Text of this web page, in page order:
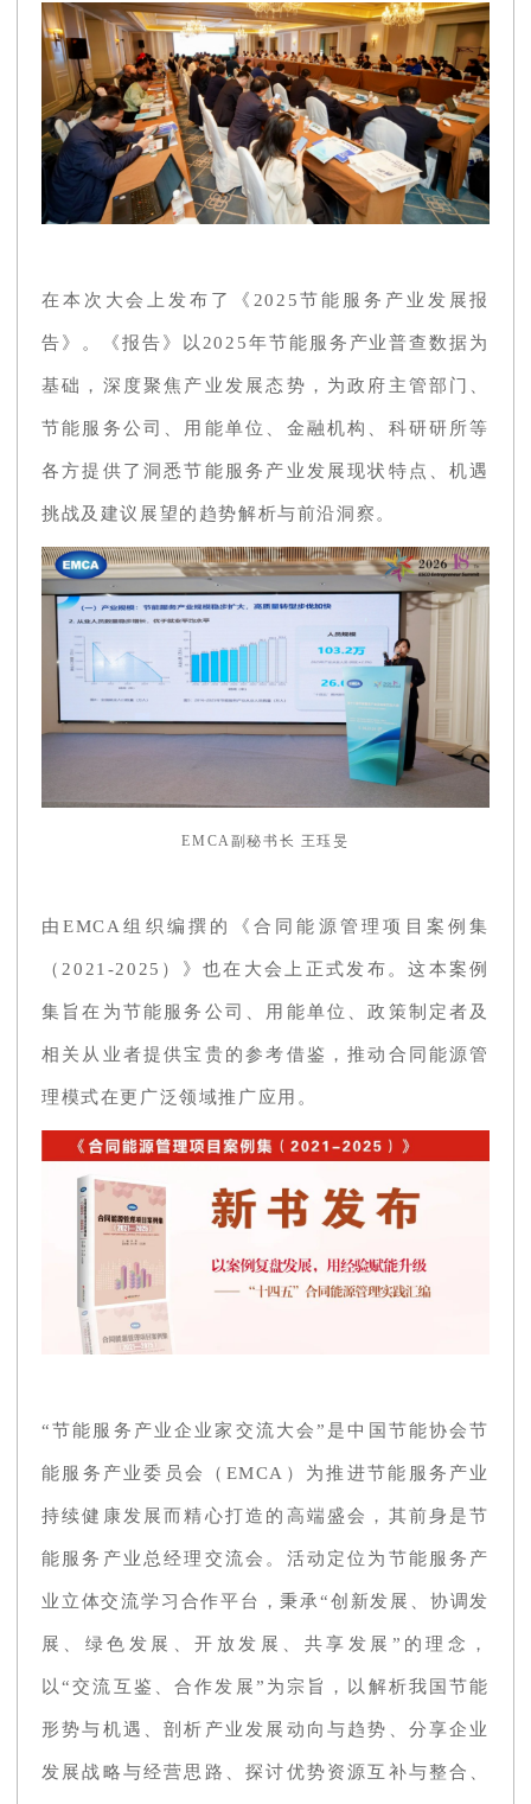
在本次大会上发布了《2025节能服务产业发展报
告》。《报告》以2025年节能服务产业普查数据为
基础，深度聚焦产业发展态势，为政府主管部门、
节能服务公司、用能单位、金融机构、科研研所等
各方提供了洞悉节能服务产业发展现状特点、机遇
挑战及建议展望的趋势解析与前沿洞察。
EMCA副秘书长 王珏旻
由EMCA组织编撰的《合同能源管理项目案例集
（2021-2025）》也在大会上正式发布。这本案例
集旨在为节能服务公司、用能单位、政策制定者及
相关从业者提供宝贵的参考借鉴，推动合同能源管
理模式在更广泛领域推广应用。
“节能服务产业企业家交流大会”是中国节能协会节
能服务产业委员会（EMCA）为推进节能服务产业
持续健康发展而精心打造的高端盛会，其前身是节
能服务产业总经理交流会。活动定位为节能服务产
业立体交流学习合作平台，秉承“创新发展、协调发
展、绿色发展、开放发展、共享发展”的理念，
以“交流互鉴、合作发展”为宗旨，以解析我国节能
形势与机遇、剖析产业发展动向与趋势、分享企业
发展战略与经营思路、探讨优势资源互补与整合、